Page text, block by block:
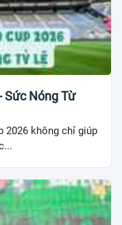
Sức Nóng Từ
2026 không chỉ giúp